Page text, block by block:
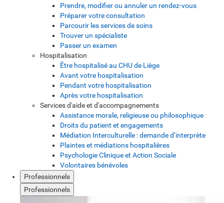
Prendre, modifier ou annuler un rendez-vous
Préparer votre consultation
Parcourir les services de soins
Trouver un spécialiste
Passer un examen
Hospitalisation
Être hospitalisé au CHU de Liège
Avant votre hospitalisation
Pendant votre hospitalisation
Après votre hospitalisation
Services d'aide et d'accompagnements
Assistance morale, religieuse ou philosophique
Droits du patient et engagements
Médiation Interculturelle : demande d’interprète
Plaintes et médiations hospitalières
Psychologie Clinique et Action Sociale
Volontaires bénévoles
Professionnels
Professionnels